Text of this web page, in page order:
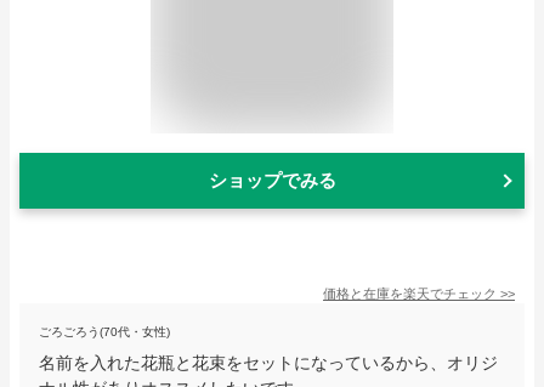
ショップでみる
価格と在庫を楽天でチェック >>
ごろごろう(70代・女性)
名前を入れた花瓶と花束をセットになっているから、オリジ